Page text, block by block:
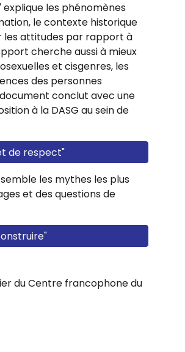
explique les phénomènes
le contexte historique
les attitudes par rapport à
cherche aussi à mieux
et cisgenres, les
des personnes
document conclut avec une
à la DASG au sein de
de respect"
les mythes les plus
et des questions de
du Centre francophone du